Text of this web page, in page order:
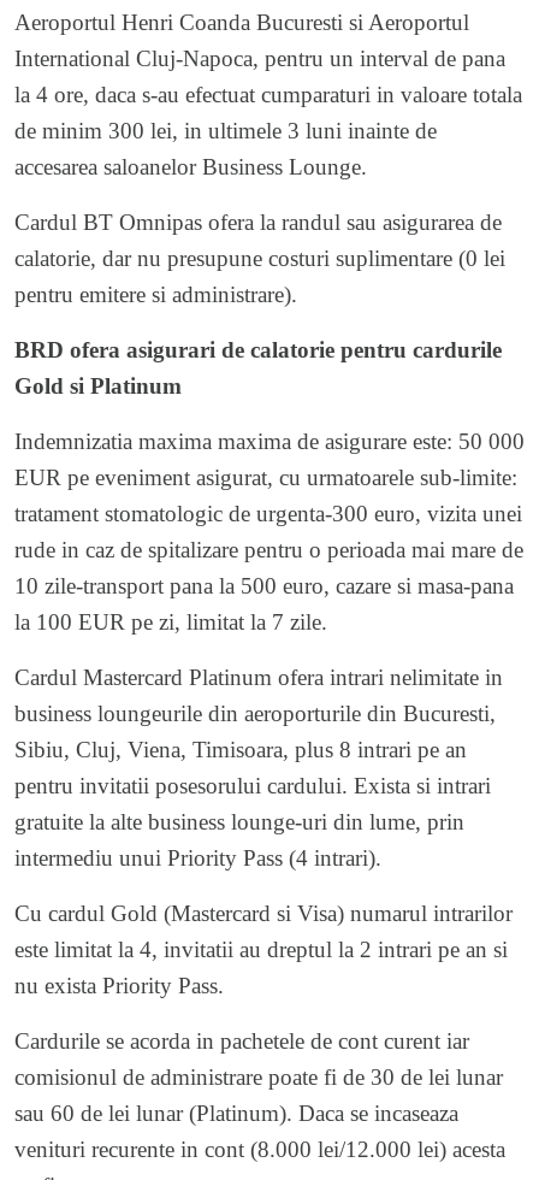
Aeroportul Henri Coanda Bucuresti si Aeroportul
International Cluj-Napoca, pentru un interval de pana
la 4 ore, daca s-au efectuat cumparaturi in valoare totala
de minim 300 lei, in ultimele 3 luni inainte de
accesarea saloanelor Business Lounge.
Cardul BT Omnipas ofera la randul sau asigurarea de
calatorie, dar nu presupune costuri suplimentare (0 lei
pentru emitere si administrare).
BRD ofera asigurari de calatorie pentru cardurile
Gold si Platinum
Indemnizatia maxima maxima de asigurare este: 50 000
EUR pe eveniment asigurat, cu urmatoarele sub-limite:
tratament stomatologic de urgenta-300 euro, vizita unei
rude in caz de spitalizare pentru o perioada mai mare de
10 zile-transport pana la 500 euro, cazare si masa-pana
la 100 EUR pe zi, limitat la 7 zile.
Cardul Mastercard Platinum ofera intrari nelimitate in
business loungeurile din aeroporturile din Bucuresti,
Sibiu, Cluj, Viena, Timisoara, plus 8 intrari pe an
pentru invitatii posesorului cardului. Exista si intrari
gratuite la alte business lounge-uri din lume, prin
intermediu unui Priority Pass (4 intrari).
Cu cardul Gold (Mastercard si Visa) numarul intrarilor
este limitat la 4, invitatii au dreptul la 2 intrari pe an si
nu exista Priority Pass.
Cardurile se acorda in pachetele de cont curent iar
comisionul de administrare poate fi de 30 de lei lunar
sau 60 de lei lunar (Platinum). Daca se incaseaza
venituri recurente in cont (8.000 lei/12.000 lei) acesta